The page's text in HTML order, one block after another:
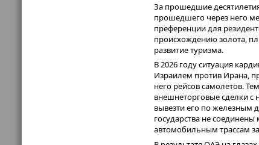
За прошедшие
прошедшего через него
преференции для
происхождению золота,
развитие туризма.
В 2026 году ситуация
Израилем против Ирана,
него рейсов самолетов.
внешнеторговые сделки с
вывезти его по железным
государства не
автомобильным трассам